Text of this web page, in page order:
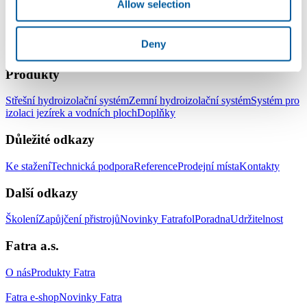
Allow selection
Deny
YouTube
Produkty
Střešní hydroizolační systémZemní hydroizolační systémSystém pro
izolaci jezírek a vodních plochDoplňky
Důležité odkazy
Ke staženíTechnická podporaReferenceProdejní místaKontakty
Další odkazy
ŠkoleníZapůjčení přistrojůNovinky FatrafolPoradnaUdržitelnost
Fatra a.s.
O násProdukty Fatra
Fatra e-shopNovinky Fatra